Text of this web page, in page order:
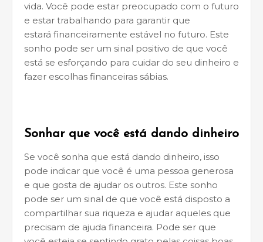
vida. Você pode estar preocupado com o futuro
e estar trabalhando para garantir que
estará financeiramente estável no futuro. Este
sonho pode ser um sinal positivo de que você
está se esforçando para cuidar do seu dinheiro e
fazer escolhas financeiras sábias.
Sonhar que você está dando dinheiro
Se você sonha que está dando dinheiro, isso
pode indicar que você é uma pessoa generosa
e que gosta de ajudar os outros. Este sonho
pode ser um sinal de que você está disposto a
compartilhar sua riqueza e ajudar aqueles que
precisam de ajuda financeira. Pode ser que